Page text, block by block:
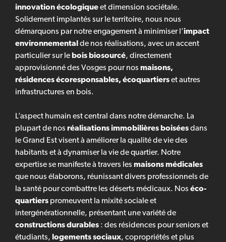
innovation écologiqueet dimension sociétale.
Solidement implantés sur le territoire, nous nous
démarquons par notre engagement à minimiser l’impact
environnemental de nos réalisations, avec un accent
particulier sur le bois biosourcé, directement
approvisionné des Vosges pour nos maisons,
résidences écoresponsables, écoquartierset autres
infrastructures en bois.
L’aspect humain est central dans notre démarche. La
plupart de nos réalisations immobilières boiséesdans
le Grand Est visent à améliorer la qualité de vie des
habitants et à dynamiser la vie de quartier. Notre
expertise se manifeste à travers les maisons médicales
que nous élaborons, réunissant divers professionnels de
la santé pour combattre les déserts médicaux. Nos éco-
quartiers promeuvent la mixité sociale et
intergénérationnelle, présentant une variété de
constructions durables : des résidences pour seniors et
étudiants, logements sociaux, copropriétés et plus